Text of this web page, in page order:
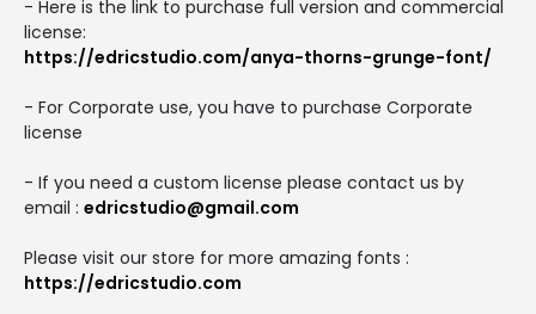
- Here is the link to purchase full version and commercial
license:
https://edricstudio.com/anya-thorns-grunge-font/
- For Corporate use, you have to purchase Corporate
license
- If you need a custom license please contact us by
email : edricstudio@gmail.com
Please visit our store for more amazing fonts :
https://edricstudio.com